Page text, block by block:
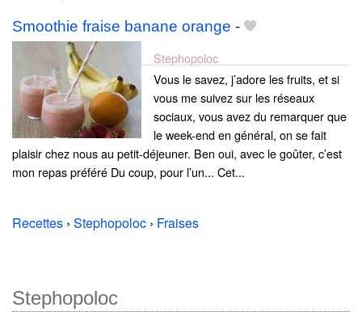
Smoothie fraise banane orange -
Stephopoloc
Vous le savez, j’adore les fruits, et si
vous me suivez sur les réseaux
sociaux, vous avez du remarquer que
le week-end en général, on se fait
plaisir chez nous au petit-déjeuner. Ben oui, avec le goûter, c’est
mon repas préféré Du coup, pour l’un... Cet...
Recettes › Stephopoloc › Fraises
Stephopoloc